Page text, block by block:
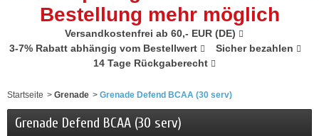
Bestellung mehr möglich
Versandkostenfrei ab 60,- EUR (DE)
3-7% Rabatt abhängig vom Bestellwert
Sicher bezahlen
14 Tage Rückgaberecht
Startseite > Grenade > Grenade Defend BCAA (30 serv)
Grenade Defend BCAA (30 serv)